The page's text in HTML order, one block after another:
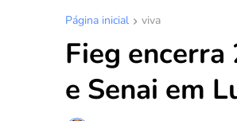
Página inicial viva
Fieg encerra
e Senai em